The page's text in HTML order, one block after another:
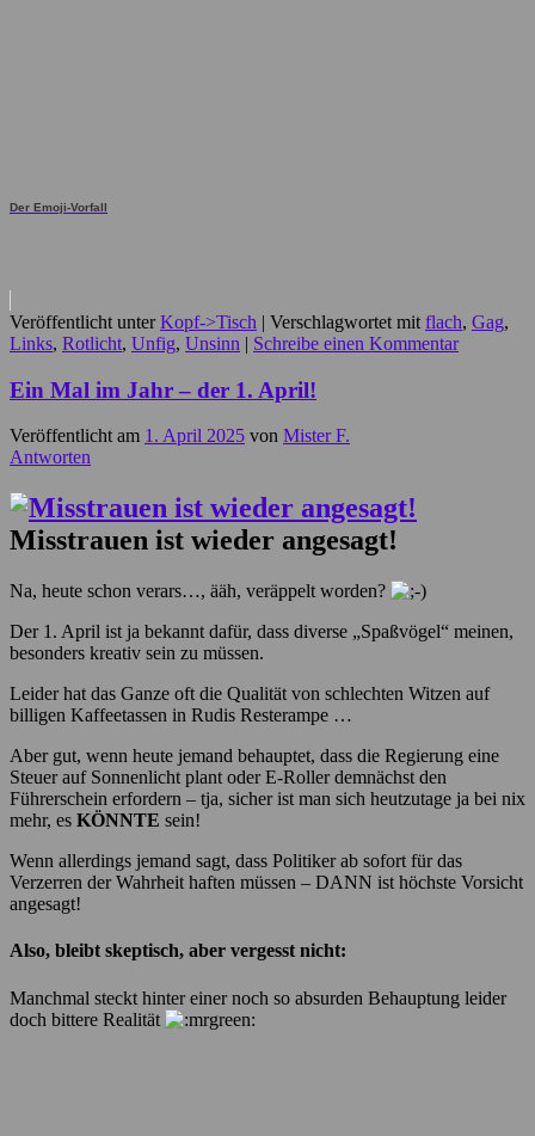
Der Emoji-Vorfall
Veröffentlicht unter Kopf->Tisch | Verschlagwortet mit flach, Gag,
Links, Rotlicht, Unfig, Unsinn | Schreibe einen Kommentar
Ein Mal im Jahr – der 1. April!
Veröffentlicht am 1. April 2025 von Mister F.
Antworten
Misstrauen ist wieder angesagt!
Na, heute schon verars…, ääh, veräppelt worden?
Der 1. April ist ja bekannt dafür, dass diverse „Spaßvögel“ meinen,
besonders kreativ sein zu müssen.
Leider hat das Ganze oft die Qualität von schlechten Witzen auf
billigen Kaffeetassen in Rudis Resterampe …
Aber gut, wenn heute jemand behauptet, dass die Regierung eine
Steuer auf Sonnenlicht plant oder E-Roller demnächst den
Führerschein erfordern – tja, sicher ist man sich heutzutage ja bei nix
mehr, es KÖNNTE sein!
Wenn allerdings jemand sagt, dass Politiker ab sofort für das
Verzerren der Wahrheit haften müssen – DANN ist höchste Vorsicht
angesagt!
Also, bleibt skeptisch, aber vergesst nicht:
Manchmal steckt hinter einer noch so absurden Behauptung leider
doch bittere Realität